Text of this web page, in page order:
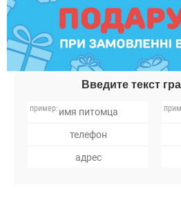
Введите текст